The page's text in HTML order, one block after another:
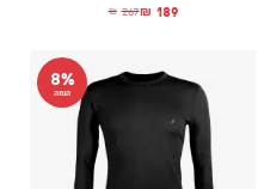
₪ 267
המחיר המקורי היה: ₪267.₪ 189 המחיר הנוכחי הוא: ₪189.
8%
הנחה